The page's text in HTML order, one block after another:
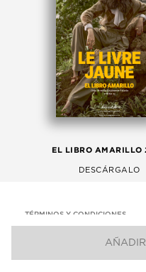
EL LIBRO AMARILLO
DESCÁRGALO
TÉRMINOS Y CONDICIONES